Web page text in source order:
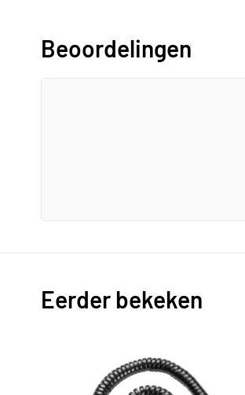
Beoordelingen
Eerder bekeken